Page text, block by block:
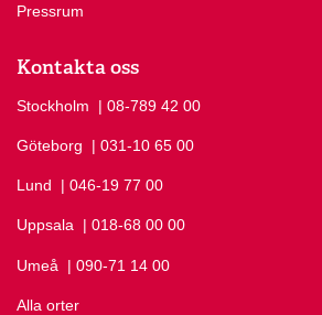
Pressrum
Kontakta oss
Stockholm Ring Stockholm på
| 08-789 42 00
Göteborg Ring Göteborg på
| 031-10 65 00
Lund Ring Lund på
| 046-19 77 00
Uppsala Ring Uppsala på
| 018-68 00 00
Umeå Ring Umeå på
| 090-71 14 00
Alla orter